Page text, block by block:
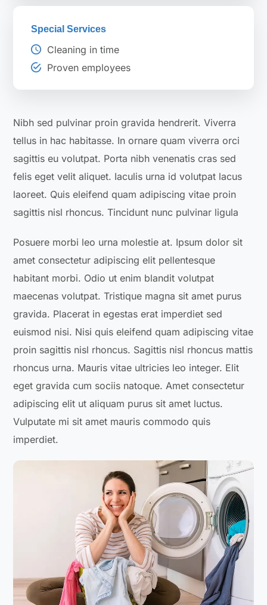
Special Services
Cleaning in time
Proven employees
Nibh sed pulvinar proin gravida hendrerit. Viverra
tellus in hac habitasse. In ornare quam viverra orci
sagittis eu volutpat. Porta nibh venenatis cras sed
felis eget velit aliquet. Iaculis urna id volutpat lacus
laoreet. Quis eleifend quam adipiscing vitae proin
sagittis nisl rhoncus. Tincidunt nunc pulvinar ligula
Posuere morbi leo urna molestie at. Ipsum dolor sit
amet consectetur adipiscing elit pellentesque
habitant morbi. Odio ut enim blandit volutpat
maecenas volutpat. Tristique magna sit amet purus
gravida. Placerat in egestas erat imperdiet sed
euismod nisi. Nisi quis eleifend quam adipiscing vitae
proin sagittis nisl rhoncus. Sagittis nisl rhoncus mattis
rhoncus urna. Mauris vitae ultricies leo integer. Elit
eget gravida cum sociis natoque. Amet consectetur
adipiscing elit ut aliquam purus sit amet luctus.
Vulputate mi sit amet mauris commodo quis
imperdiet.